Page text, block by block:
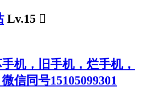
Lv.15 
机，旧手机，烂手机，
信同号15105099301